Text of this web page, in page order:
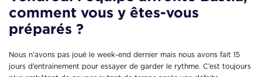
comment vous y êtes-vous
préparés ?
Nous n’avons pas joué le week-end dernier mais nous avons fait 15
jours d’entrainement pour essayer de garder le rythme. C’est toujours